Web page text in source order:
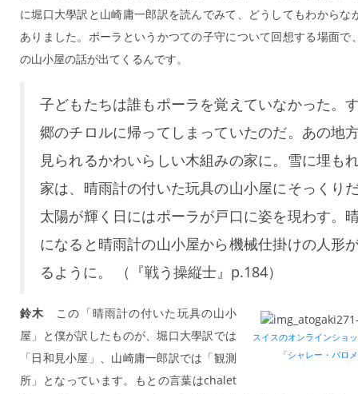
に堀口大學訳と山崎庸一郎訳を読んでみて、どうしてもわからな
ありました。ポーラというかつての子守について回想する場面で
の山小屋の話が出てくるんです。
子どもたちは誰もポーラを覚えていなかった。
郷のチロルに帰ってしまっていたのだ。あの地
見られるかわいらしい木組みの家に。雪に埋も
家は、晴雨計の付いた玩具の山小屋にそっくり
太陽が輝く日にはポーラが戸口に姿を現わす。
になると晴雨計の山小屋から機械仕掛けの人形
るように。 （『戦う操縦士』p.184）
スイスのオンラインショ
「シャレー・バロ
鈴木 この「晴雨計の付いた玩具の山小
屋」と僕が訳したものが、堀口大學訳では
「日和見小屋」、山崎庸一郎訳では「観測
所」となっています。もとの言葉はchalet